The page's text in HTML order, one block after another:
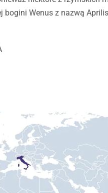
Wenus z nazwą